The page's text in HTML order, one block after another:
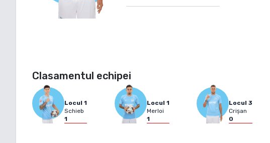
Clasamentul echipei
Locul 1
Schieb
1
Locul 1
Merloi
1
Locul3
Crișan
0